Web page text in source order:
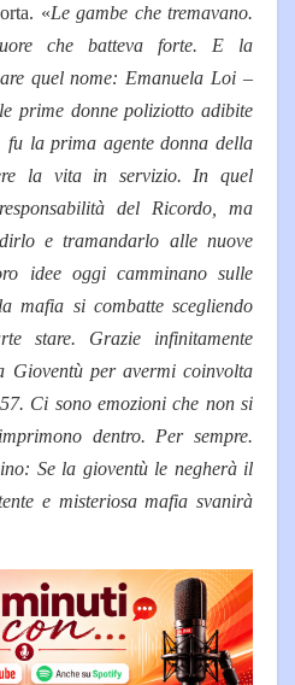
«Le gambe che tremavano.
che batteva forte. E la
quel nome: Emanuela Loi –
prime donne poliziotto adibite
la prima agente donna della
la vita in servizio. In quel
del Ricordo, ma
e tramandarlo alle nuove
idee oggi camminano sulle
mafia si combatte scegliendo
stare. Grazie infinitamente
Gioventù per avermi coinvolta
Ci sono emozioni che non si
dentro. Per sempre.
Se la gioventù le negherà il
e misteriosa mafia svanirà